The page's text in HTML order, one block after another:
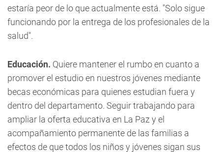
estaría peor de lo que actualmente está. "Solo sigue
funcionando por la entrega de los profesionales de la
salud".
Educación. Quiere mantener el rumbo en cuanto a
promover el estudio en nuestros jóvenes mediante
becas económicas para quienes estudian fuera y
dentro del departamento. Seguir trabajando para
ampliar la oferta educativa en La Paz y el
acompañamiento permanente de las familias a
efectos de que todos los niños y jóvenes sigan sus